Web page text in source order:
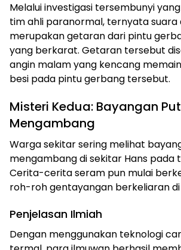
Melalui investigasi tersembunyi
tim ahli paranormal, ternyata suara
merupakan getaran dari pintu
yang berkarat. Getaran tersebut
angin malam yang kencang
besi pada pintu gerbang tersebut.
Misteri Kedua: Bayangan
Mengambang
Warga sekitar sering melihat
mengambang di sekitar Hans pada
Cerita-cerita seram pun mulai
roh-roh gentayangan berkeliaran
Penjelasan Ilmiah
Dengan menggunakan teknologi